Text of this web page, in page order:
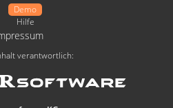
Demo
Hilfe
verantwortlich: